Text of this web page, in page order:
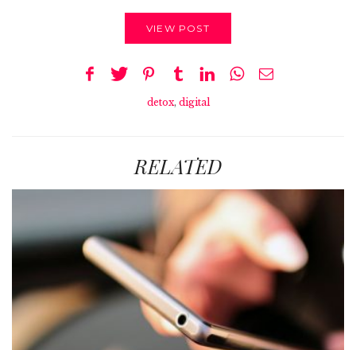
VIEW POST
detox, digital
RELATED